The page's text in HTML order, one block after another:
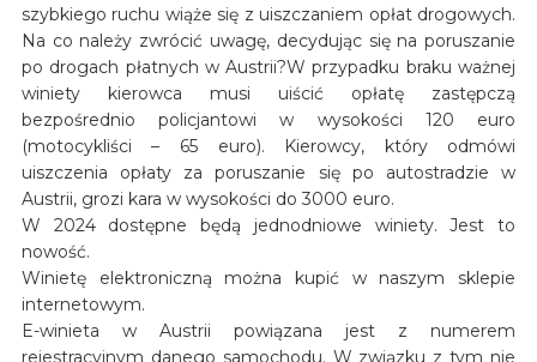
szybkiego ruchu wiąże się z uiszczaniem opłat drogowych.
Na co należy zwrócić uwagę, decydując się na poruszanie
po drogach płatnych w Austrii?W przypadku braku ważnej
winiety kierowca musi uiścić opłatę zastępczą
bezpośrednio policjantowi w wysokości 120 euro
(motocykliści – 65 euro). Kierowcy, który odmówi
uiszczenia opłaty za poruszanie się po autostradzie w
Austrii, grozi kara w wysokości do 3000 euro.
W 2024 dostępne będą jednodniowe winiety. Jest to
nowość.
Winietę elektroniczną można kupić w naszym sklepie
internetowym.
E-winieta w Austrii powiązana jest z numerem
rejestracyjnym danego samochodu. W związku z tym nie